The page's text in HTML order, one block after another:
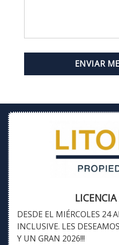
ENVIAR
DESDE EL MIÉRCOLES 24
INCLUSIVE. LES
Y UN GRAN 2026!!!